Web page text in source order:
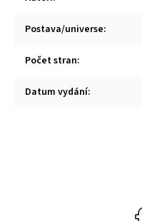
Postava/universe:
Počet stran:
Datum vydání: